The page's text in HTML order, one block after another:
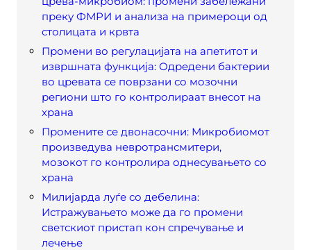
преку ФМРИ и анализа на примероци од
столицата и крвта
Промени во регулацијата на апетитот и
извршната функција: Одредени бактерии
во цревата се поврзани со мозочни
региони што го контролираат внесот на
храна
Промените се двонасочни: Микробиомот
произведува невротрансмитери,
мозокот го контролира однесувањето со
храна
Милијарда луѓе со дебелина:
Истражувањето може да го промени
светскиот пристап кон спречување и
лечење